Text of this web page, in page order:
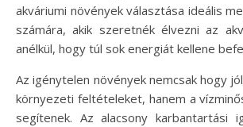
akváriumi növények választása ideális
számára, akik szeretnék élvezni az
anélkül, hogy túl sok energiát kellene
Az igénytelen növények nemcsak hogy
környezeti feltételeket, hanem a
segítenek. Az alacsony karbantartási